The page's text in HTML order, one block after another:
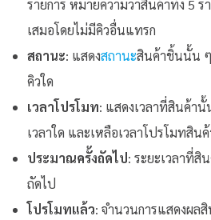
รายการ หมายความว่าสินค้าทั้ง 5
เสมอโดยไม่มีคิวอื่นแทรก
สถานะ: แสดงสถานะสินค้าชิ้นนั้น
คิวใด
เวลาโปรโมท: แสดงเวลาที่สินค้า
เวลาใด และเหลือเวลาโปรโมทสิน
ประมาณครั้งถัดไป: ระยะเวลาที่
ถัดไป
โปรโมทแล้ว: จำนวนการแสดงผล